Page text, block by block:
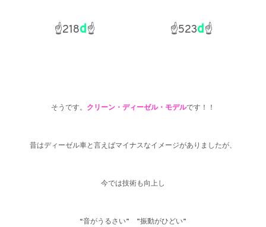
☝218d☝ ☝523d☝
そうです。 クリーン・ディーゼル・モデルです！！
昔はディーゼル車と言えばマイナスなイメージがありましたが、
今では技術も向上し
“音がうるさい” ”振動がひどい”